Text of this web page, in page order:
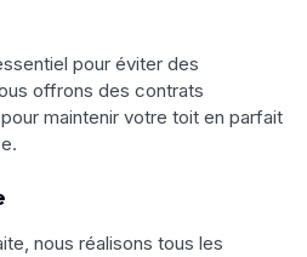
pour éviter des
offrons des contrats
maintenir votre toit en parfait
nous réalisons tous les